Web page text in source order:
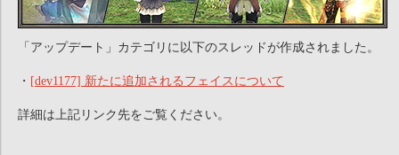
「アップデート」カテゴリに以下のスレッドが作成されました。
・ [dev1177] 新たに追加されるフェイスについて
詳細は上記リンク先をご覧ください。